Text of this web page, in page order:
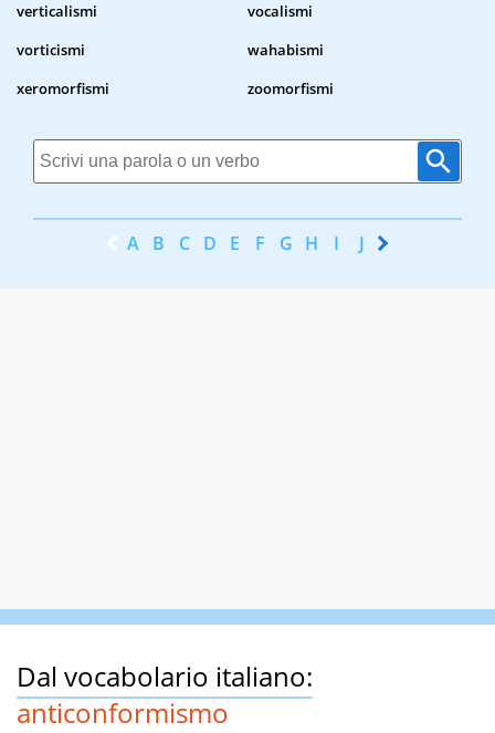
verticalismi
vocalismi
vorticismi
wahabismi
xeromorfismi
zoomorfismi
A B C D E F G H I J K
Dal vocabolario italiano:
anticonformismo